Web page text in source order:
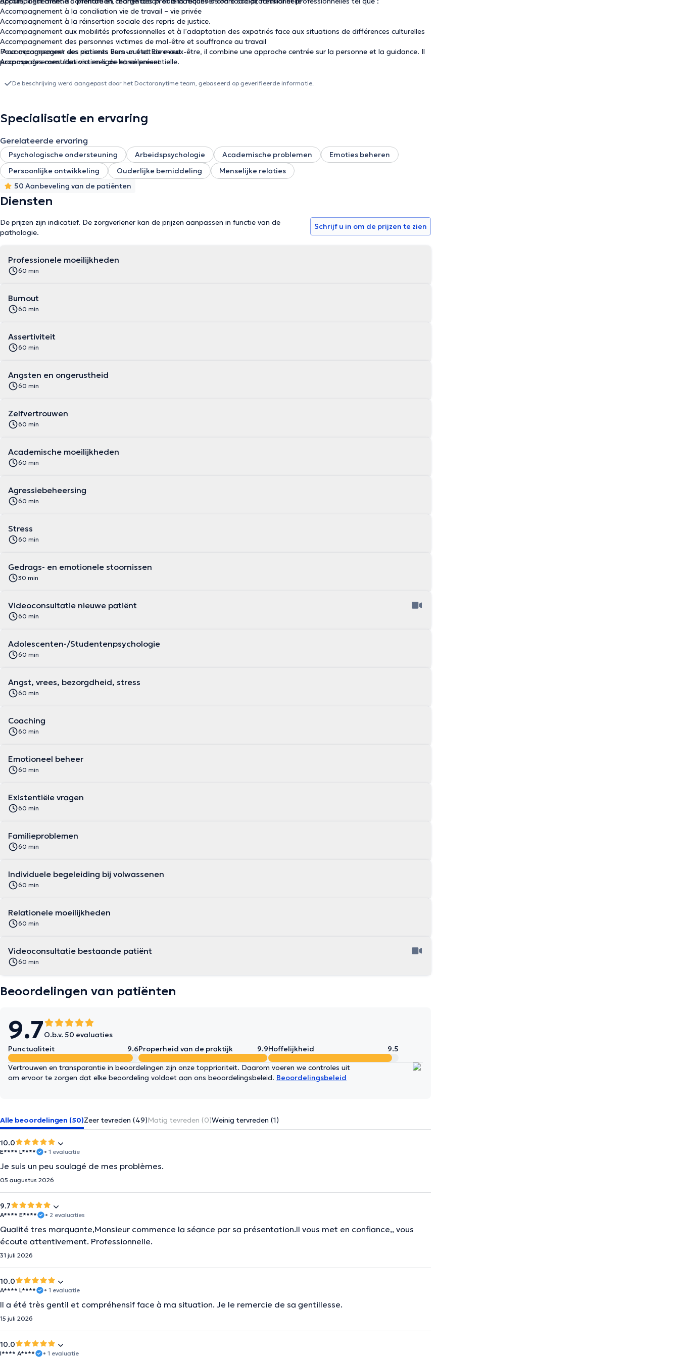
Accompagnement à la conciliation vie de travail – vie privée
Accompagnement à la réinsertion sociale des repris de justice.
Accompagnement aux mobilités professionnelles et à l’adaptation des expatriés face aux situations de différences culturelles
Accompagnement des personnes victimes de mal-être et souffrance au travail
Accompagnement des victimes Burn-out et Bore-out
Accompagnement des victimes de harcèlement
Estime et confiance en soie
Gestion du stress- Angoisse-Anxiété
Médiation familiale
Problèmes existentiels
Soutien contre le décrochage scolaire des écoliers et étudiants
Soutien psychologique aux immigrés face aux difficultés d’intégration sociale et économique.
Soutien psychologique aux personnes dépendante d’alcool, des drogues etc.
Soutien psychologique des professionnels du sexe
Soutien psychologique face aux difficultés du vécu des personnes LGBTQIA+
Pour accompagner ses patients vers un état de mieux-être, il combine une approche centrée sur la personne et la guidance. Il
propose des consultations en ligne et en présentielle.
De beschrijving werd aangepast door het Doctoranytime team, gebaseerd op geverifieerde informatie.
Specialisatie en ervaring
Gerelateerde ervaring
Psychologische ondersteuning Arbeidspsychologie Academische problemen
Emoties beheren
Persoonlijke ontwikkeling
Ouderlijke bemiddeling
Menselijke relaties
50 Aanbeveling van de patiënten
Diensten
De prijzen zijn indicatief. De zorgverlener kan de prijzen aanpassen in functie van de
pathologie.
Schrijf u in om de prijzen te zien
Professionele moeilijkheden
60 min
Burnout
60 min
Assertiviteit
60 min
Angsten en ongerustheid
60 min
Zelfvertrouwen
60 min
Academische moeilijkheden
60 min
Agressiebeheersing
60 min
Stress
60 min
Gedrags- en emotionele stoornissen
30 min
Videoconsultatie nieuwe patiënt
60 min
Adolescenten-/Studentenpsychologie
60 min
Angst, vrees, bezorgdheid, stress
60 min
Coaching
60 min
Emotioneel beheer
60 min
Existentiële vragen
60 min
Familieproblemen
60 min
Individuele begeleiding bij volwassenen
60 min
Relationele moeilijkheden
60 min
Videoconsultatie bestaande patiënt
60 min
Beoordelingen van patiënten
9.7O.b.v. 50 evaluaties
Punctualiteit
9.6Properheid van de praktijk 9.9Hoffelijkheid 9.5
Vertrouwen en transparantie in beoordelingen zijn onze topprioriteit. Daarom voeren we controles uit
om ervoor te zorgen dat elke beoordeling voldoet aan ons beoordelingsbeleid. Beoordelingsbeleid
Alle beoordelingen (50)Zeer tevreden (49)Matig tevreden (0)Weinig tervreden (1)
10.0
E**** L**** • 1 evaluatie
Je suis un peu soulagé de mes problèmes.
05 augustus 2026
9.7
A**** E**** • 2 evaluaties
Qualité tres marquante,Monsieur commence la séance par sa présentation.Il vous met en confiance,, vous
écoute attentivement. Professionnelle.
31 juli 2026
10.0
A**** L**** • 1 evaluatie
Il a été très gentil et compréhensif face à ma situation. Je le remercie de sa gentillesse.
15 juli 2026
10.0
I**** A**** • 1 evaluatie